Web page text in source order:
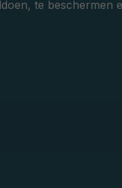
te beschermen